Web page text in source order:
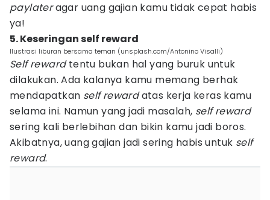
paylateragar uang gajian kamu tidak cepat habis
ya!
5. Keseringan self reward
Ilustrasi liburan bersama teman (unsplash.com/Antonino Visalli)
Self rewardtentu bukan hal yang buruk untuk
dilakukan. Ada kalanya kamu memang berhak
mendapatkan self rewardatas kerja keras kamu
selama ini. Namun yang jadi masalah, self reward
sering kali berlebihan dan bikin kamu jadi boros.
Akibatnya, uang gajian jadi sering habis untuk self
reward.